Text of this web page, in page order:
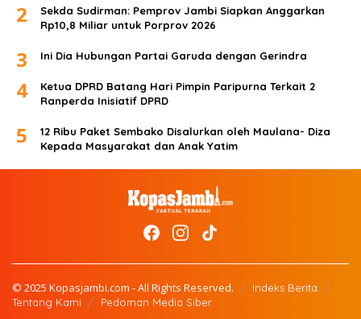
2
Sekda Sudirman: Pemprov Jambi Siapkan Anggarkan
Rp10,8 Miliar untuk Porprov 2026
3 Ini Dia Hubungan Partai Garuda dengan Gerindra
4
Ketua DPRD Batang Hari Pimpin Paripurna Terkait 2
Ranperda Inisiatif DPRD
5
12 Ribu Paket Sembako Disalurkan oleh Maulana- Diza
Kepada Masyarakat dan Anak Yatim
© 2025 Kopasjambi.com - All Rights Reserved.
Indeks Berita
Tentang Kami
Pedoman Media Siber